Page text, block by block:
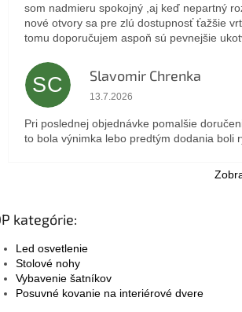
som nadmieru spokojný ,aj keď nepartný
nové otvory sa pre zlú dostupnosť ťažšie
tomu doporučujem aspoň sú pevnejšie
SC Slavomir Chrenka
Hodnotenie obchodu je 5 z 5
13.7.2026
Pri poslednej objednávke pomalšie
to bola výnimka lebo predtým dodania boli
kategórie:
Led osvetlenie
Stolové nohy
Vybavenie šatníkov
Posuvné kovanie na interiérové dvere